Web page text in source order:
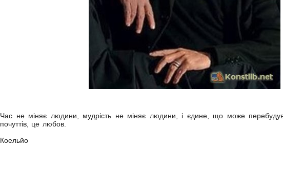
Час не міняє людини, мудрість не міняє людини, і єдине, що може
почуттів, це любов.
Коельйо